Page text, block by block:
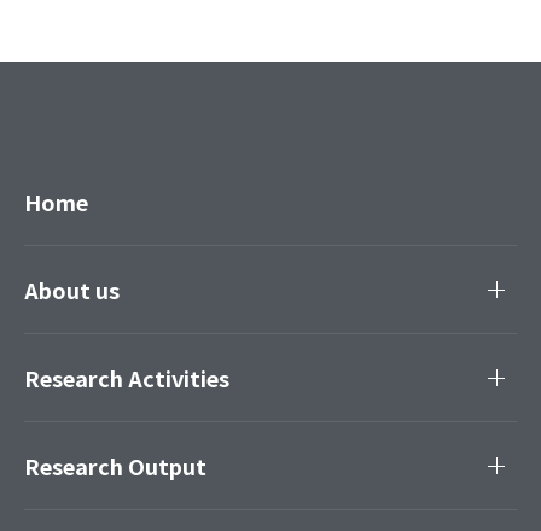
Home
About us
Research Activities
Research Output